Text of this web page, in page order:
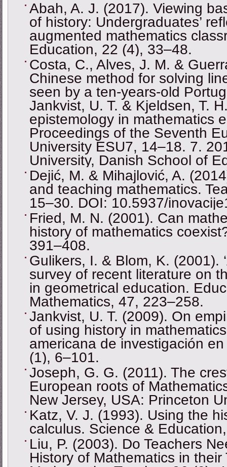
Abah, A. J. (2017). Viewing
of history: Undergraduates’
augmented mathematics
Education, 22 (4), 33–48.
Costa, C., Alves, J. M. &
Chinese method for solving
seen by a ten-years-old
Jankvist, U. T. & Kjeldsen, T.
epistemology in mathematics
Proceedings of the Seventh
University ESU7, 14–18. 7.
University, Danish School of
Dejić, M. & Mihajlović, A.
and teaching mathematics.
15‒30. DOI: 10.5937/
Fried, M. N. (2001). Can
history of mathematics
391–408.
Gulikers, I. & Blom, K. (2001).
survey of recent literature on
in geometrical education.
Mathematics, 47, 223–258.
Jankvist, U. T. (2009). On
of using history in
americana de investigación
(1), 6–101.
Joseph, G. G. (2011). The
European roots of
New Jersey, USA: Princeton
Katz, V. J. (1993). Using the
calculus. Science &
Liu, P. (2003). Do Teachers
History of Mathematics in their